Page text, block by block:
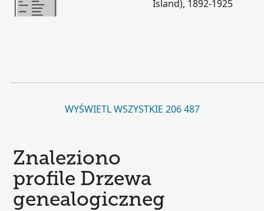
Island), 1892-1925
WYŚWIETL WSZYSTKIE 206 487
Znaleziono
profile Drzewa
genealogiczneg